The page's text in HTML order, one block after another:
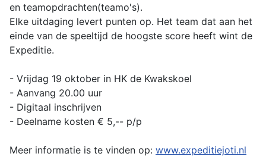
en teamopdrachten(teamo's).
Elke uitdaging levert punten op. Het team dat aan het
einde van de speeltijd de hoogste score heeft wint de
Expeditie.
- Vrijdag 19 oktober in HK de Kwakskoel
- Aanvang 20.00 uur
- Digitaal inschrijven
- Deelname kosten € 5,-- p/p
Meer informatie is te vinden op: www.expeditiejoti.nl